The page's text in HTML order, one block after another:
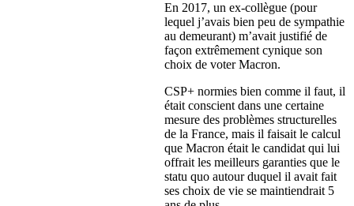
En 2017, un ex-collègue (pour
lequel j’avais bien peu de sympathie
au demeurant) m’avait justifié de
façon extrêmement cynique son
choix de voter Macron.
CSP+ normies bien comme il faut, il
était conscient dans une certaine
mesure des problèmes structurelles
de la France, mais il faisait le calcul
que Macron était le candidat qui lui
offrait les meilleurs garanties que le
statu quo autour duquel il avait fait
ses choix de vie se maintiendrait 5